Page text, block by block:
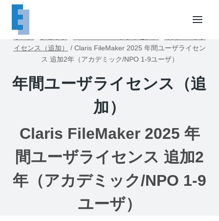
ホーム
イセンス（追加）
/ Claris FileMaker 2025 年間ユーザライセン
ス 追加2年（アカデミック/NPO 1-9ユーザ）
年間ユーザライセンス（追
加）
Claris FileMaker 2025 年
間ユーザライセンス 追加2
年（アカデミック/NPO 1-9
ユーザ）